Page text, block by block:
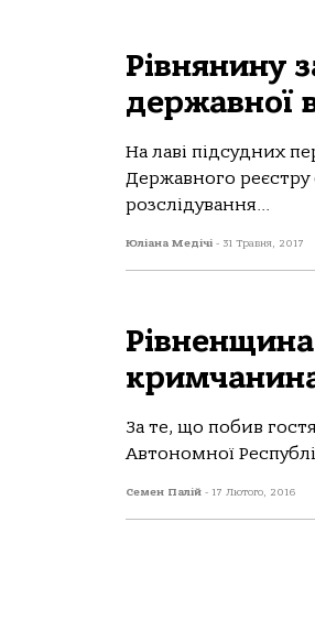
Рівнянину
державної
На лаві підсудних
Державного реєстру
розслідування...
Юліана Медічі - 31 Травня, 2017
За те, що побив
Автономної
Семен Палій - 17 Лютого, 2016